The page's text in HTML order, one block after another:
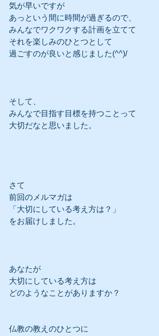
気が早いですが
あっという間に時間が過ぎるので、
みんなでワクワクする計画を立てて
それを楽しみのひとつとして
過ごすのが良いと感じました(^^)/
そして、
みんなで目指す目標を持つことって
大切だなと思いました。
さて
前回のメルマガは
「大切にしている考え方は？」
をお届けしました。
あなたが
大切にしている考え方は
どのようなことがありますか？
仏教の教えのひとつに